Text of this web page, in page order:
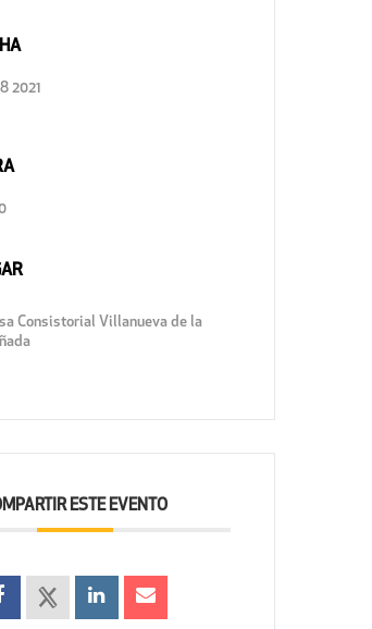
2021
Consistorial Villanueva de la
ESTE EVENTO